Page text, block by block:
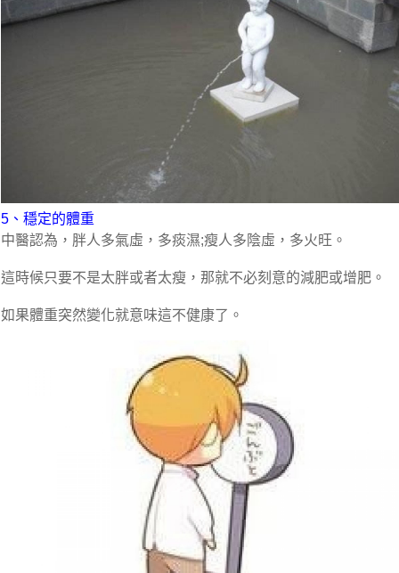
5、穩定的體重
中醫認為，胖人多氣虛，多痰濕;瘦人多陰虛，多火旺。
這時候只要不是太胖或者太瘦，那就不必刻意的減肥或增肥。
如果體重突然變化就意味這不健康了。